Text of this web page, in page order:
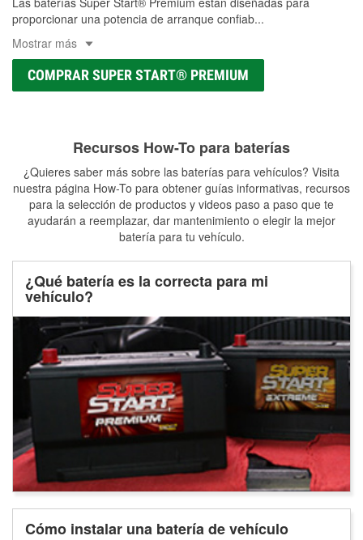
proporcionar una potencia de arranque confiab...
Mostrar más
COMPRAR SUPER START® PREMIUM
Recursos How-To para baterías
¿Quieres saber más sobre las baterías para vehículos? Visita
nuestra página How-To para obtener guías informativas, recursos
para la selección de productos y videos paso a paso que te
ayudarán a reemplazar, dar mantenimiento o elegir la mejor
batería para tu vehículo.
¿Qué batería es la correcta para mi
vehículo?
Cómo instalar una batería de vehículo